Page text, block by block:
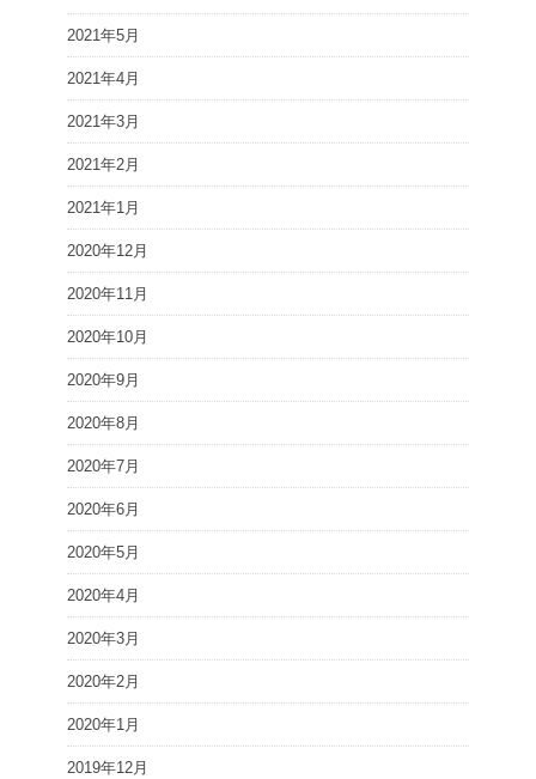
2021年5月
2021年4月
2021年3月
2021年2月
2021年1月
2020年12月
2020年11月
2020年10月
2020年9月
2020年8月
2020年7月
2020年6月
2020年5月
2020年4月
2020年3月
2020年2月
2020年1月
2019年12月